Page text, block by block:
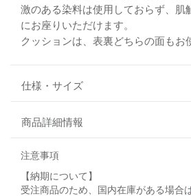
激のある染料は使用しておらず、肌
にお座りいただけます。
クッションは、表裏どちらの面もお
仕様・サイズ
商品詳細情報
注意事項
【納期について】
受注商品のため、国内在庫がある場合